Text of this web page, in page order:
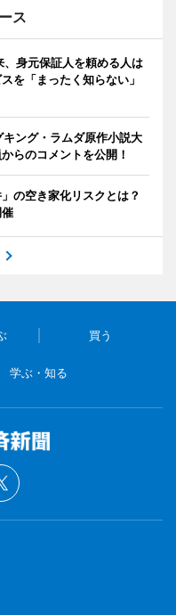
ス
身元保証人を頼める人は
を「まったく知らない」
ング・ラムダ原作小説大
らのコメントを公開！
の空き家化リスクとは？
買う
学ぶ・知る